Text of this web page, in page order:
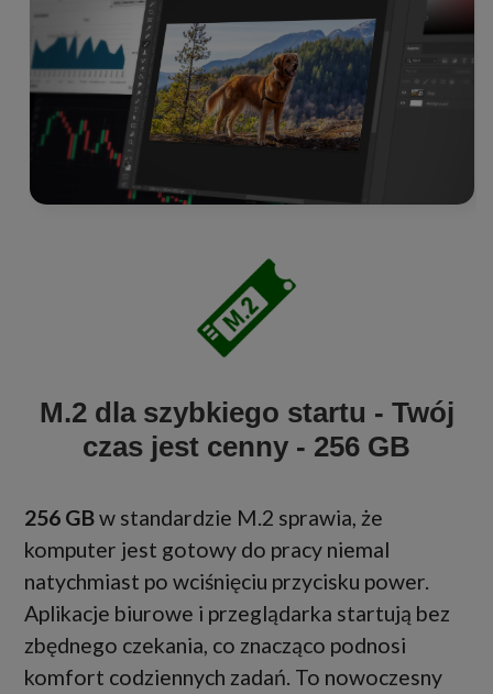
M.2 dla szybkiego startu - Twój
czas jest cenny - 256 GB
256 GBw standardzie M.2 sprawia, że
komputer jest gotowy do pracy niemal
natychmiast po wciśnięciu przycisku power.
Aplikacje biurowe i przeglądarka startują bez
zbędnego czekania, co znacząco podnosi
komfort codziennych zadań. To nowoczesny